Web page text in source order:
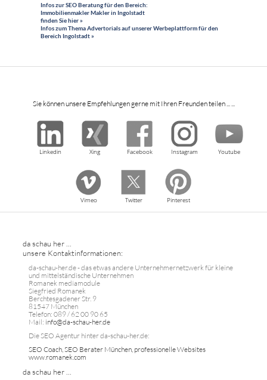
Infos zur SEO Beratung für den Bereich:
Immobilienmakler Makler in Ingolstadt
finden Sie hier »
Infos zum Thema Advertorials auf unserer Werbeplattform für den
Bereich Ingolstadt »
Sie können unsere Empfehlungen gerne mit Ihren Freunden teilen ... ...
Linkedin Xing Facebook Instagram Youtube
Vimeo Twitter Pinterest
da schau her ...
unsere Kontaktinformationen:
da-schau-her.de - das etwas andere Unternehmernetzwerk für kleine
und mittelständische Unternehmen
Romanek mediamodule
Siegfried Romanek
Berchtesgadener Str. 9
81547 München
Telefon: 089 / 62 00 90 65
Mail: info@da-schau-her.de
Die SEO Agentur hinter da-schau-her.de:
SEO Coach, SEO Berater München, professionelle Websites
www.romanek.com
da schau her ...